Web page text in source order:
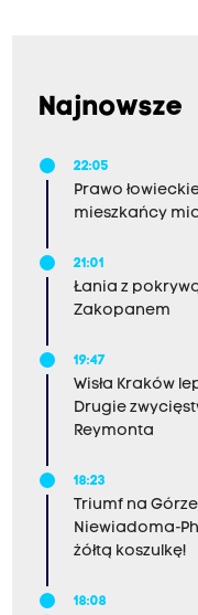
Najnowsze
22:05
Prawo
mieszkańcy
21:01
Łania z
Zakopanem
19:47
Wisła Kraków
Drugie
Reymonta
18:23
Triumf na
Niewiadoma-
żółtą koszulkę!
18:08